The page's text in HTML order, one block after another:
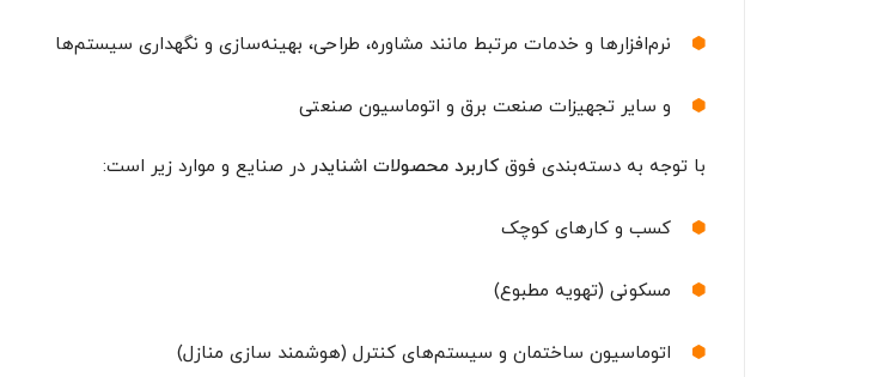
نرم‌افزارها و خدمات مرتبط مانند مشاوره، طراحی، بهینه‌سازی و نگهداری سیستم‌ها
و سایر تجهیزات صنعت برق و اتوماسیون صنعتی
با توجه به دسته‌بندی فوقکاربرد محصولات اشنایدر در صنایع و موارد زیر است:
کسب و کارهای کوچک
مسکونی (تهویه مطبوع)
اتوماسیون ساختمان و سیستم‌های کنترل (هوشمند سازی منازل)